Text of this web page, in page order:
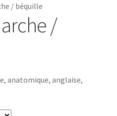
de marche
/ béquille
/
anatomique, anglaise,